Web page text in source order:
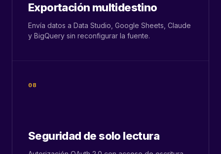
Exportación multidestino
Envía datos a Data Studio, Google Sheets, Claude
y BigQuery sin reconfigurar la fuente.
08
Seguridad de solo lectura